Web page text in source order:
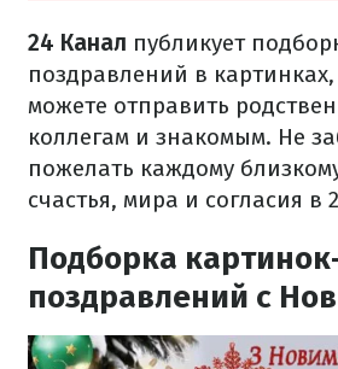
24 Канал публикует
поздравлений в
можете отправить
коллегам и знакомым. Не
пожелать каждому
счастья, мира и согласия в
Подборка
поздравлений с